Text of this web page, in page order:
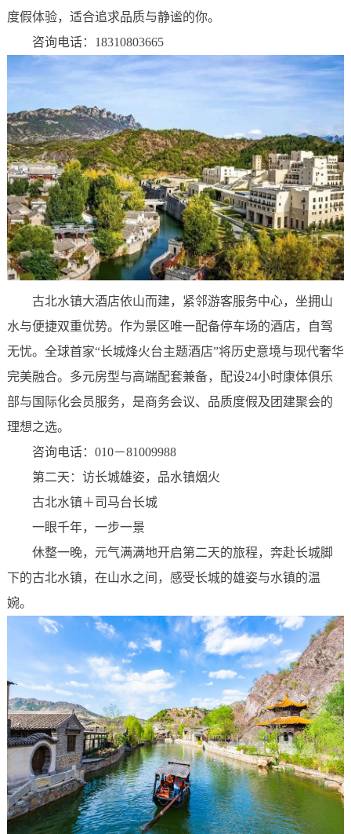
度假体验，适合追求品质与静谧的你。
咨询电话：18310803665
古北水镇大酒店依山而建，紧邻游客服务中心，坐拥山
水与便捷双重优势。作为景区唯一配备停车场的酒店，自驾
无忧。全球首家“长城烽火台主题酒店”将历史意境与现代奢华
完美融合。多元房型与高端配套兼备，配设24小时康体俱乐
部与国际化会员服务，是商务会议、品质度假及团建聚会的
理想之选。
咨询电话：010－81009988
第二天：访长城雄姿，品水镇烟火
古北水镇＋司马台长城
一眼千年，一步一景
休整一晚，元气满满地开启第二天的旅程，奔赴长城脚
下的古北水镇，在山水之间，感受长城的雄姿与水镇的温
婉。